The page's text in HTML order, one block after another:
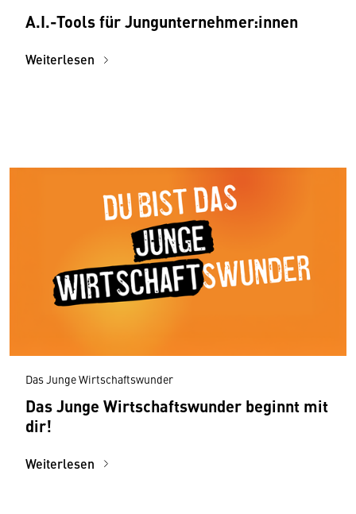
A.I.-Tools für Jungunternehmer:innen
Weiterlesen
Das Junge Wirtschaftswunder
Das Junge Wirtschaftswunder beginnt mit
dir!
Weiterlesen